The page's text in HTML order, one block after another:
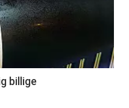
billige